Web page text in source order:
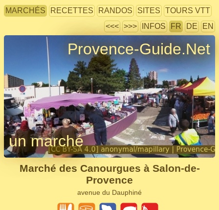
MARCHÉS RECETTES RANDOS SITES
TOURS VTT
<<< >>> INFOS FR DE EN
Provence-Guide.Net
un marché
Marché des Canourgues à Salon-de-
Provence
avenue du Dauphiné